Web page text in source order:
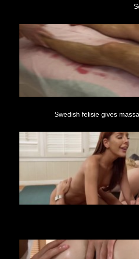
Swedish felisie gives